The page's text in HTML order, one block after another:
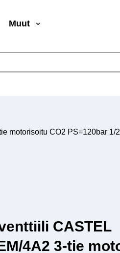
Muut
motorisoitu CO2 PS=120bar 1/
CASTEL
4A2 3-tie